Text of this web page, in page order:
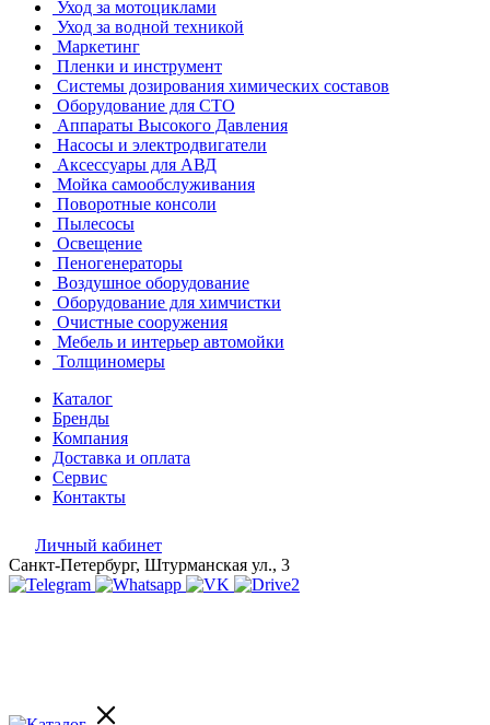
Уход за мотоциклами
Уход за водной техникой
Маркетинг
Пленки и инструмент
Системы дозирования химических составов
Оборудование для СТО
Аппараты Высокого Давления
Насосы и электродвигатели
Аксессуары для АВД
Мойка самообслуживания
Поворотные консоли
Пылесосы
Освещение
Пеногенераторы
Воздушное оборудование
Оборудование для химчистки
Очистные сооружения
Мебель и интерьер автомойки
Толщиномеры
Каталог
Бренды
Компания
Доставка и оплата
Сервис
Контакты
Личный кабинет
Санкт-Петербург, Штурманская ул., 3